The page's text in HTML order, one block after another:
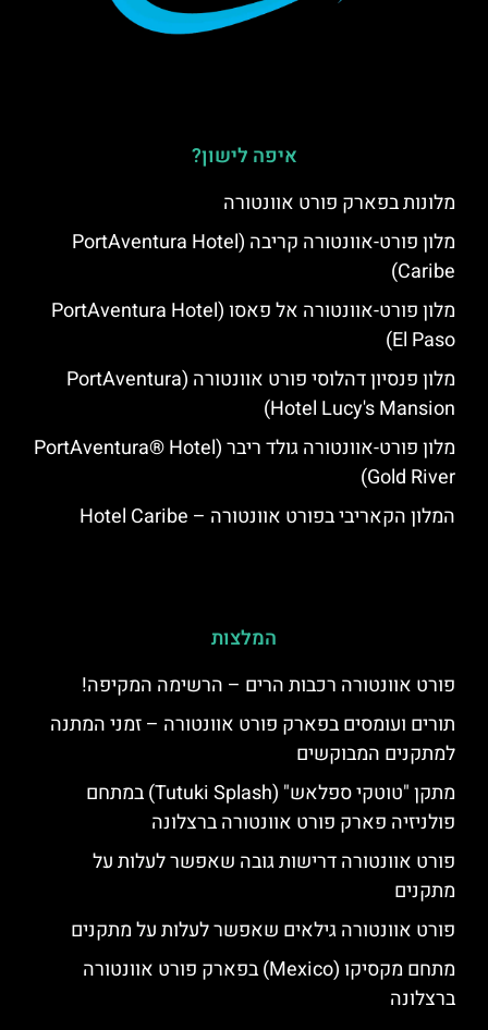
איפה לישון?
מלונות בפארק פורט אוונטורה
מלון פורט-אוונטורה קריבה (PortAventura Hotel
Caribe)
מלון פורט-אוונטורה אל פאסו (PortAventura Hotel
El Paso)
מלון פנסיון דהלוסי פורט אוונטורה (PortAventura
Hotel Lucy's Mansion‬)
מלון פורט-אוונטורה גולד ריבר (PortAventura® Hotel
Gold River)
המלון הקאריבי בפורט אוונטורה – Hotel Caribe
המלצות
פורט אוונטורה רכבות הרים – הרשימה המקיפה!
תורים ועומסים בפארק פורט אוונטורה – זמני המתנה
למתקנים המבוקשים
מתקן "טוטקי ספלאש" (Tutuki Splash) במתחם
פולניזיה פארק פורט אוונטורה ברצלונה
פורט אוונטורה דרישות גובה שאפשר לעלות על
מתקנים
פורט אוונטורה גילאים שאפשר לעלות על מתקנים
מתחם מקסיקו (Mexico) בפארק פורט אוונטורה
ברצלונה